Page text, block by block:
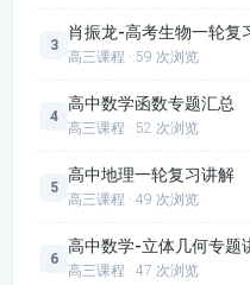
替），使学生理解群落
生态系统：
复习生态系统的结构和
分、食物链和食物网、
递的过程和特点。
介绍生态系统的稳定性
的自我调节能力和生态
生物技术实践与现代生
3
肖振龙-高考生物一轮复
高三课程 · 59 次浏览
4
高中数学函数专题汇总
高三课程 · 52 次浏览
5
高中地理一轮复习讲解
高三课程 · 49 次浏览
6
高中数学-立体几何专题
高三课程 · 47 次浏览